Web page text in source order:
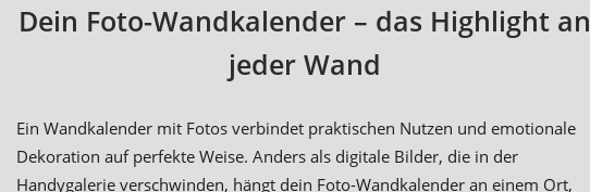
Dein Foto-Wandkalender – das Highlight an
jeder Wand
Ein Wandkalender mit Fotos verbindet praktischen Nutzen und emotionale
Dekoration auf perfekte Weise. Anders als digitale Bilder, die in der
Handygalerie verschwinden, hängt dein Foto-Wandkalender an einem Ort,